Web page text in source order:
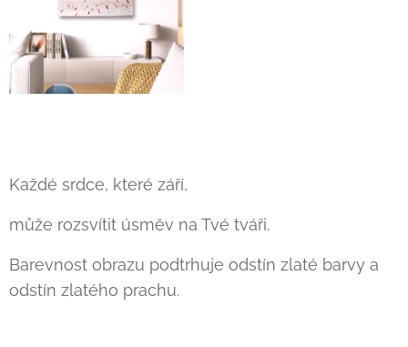
Každé srdce, které září,
může rozsvítit úsměv na Tvé tváři.
Barevnost obrazu podtrhuje odstín zlaté barvy a
odstín zlatého prachu.